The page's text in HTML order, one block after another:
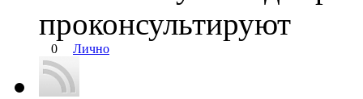
проконсультируют
0 Лично